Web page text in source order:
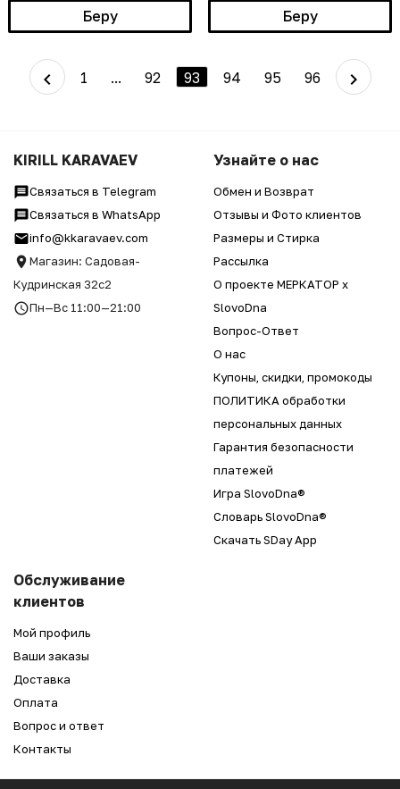
Беру Беру
1 ... 92 93 94 95 96
KIRILL KARAVAEV
Связаться в Telegram
Связаться в WhatsApp
info@kkaravaev.com
Магазин: Садовая-
Кудринская 32с2
Пн—Вс 11:00—21:00
Узнайте о нас
Обмен и Возврат
Отзывы и Фото клиентов
Размеры и Стирка
Рассылка
О проекте МЕРКАТОР x
SlovoDna
Вопрос-Ответ
О нас
Купоны, скидки, промокоды
ПОЛИТИКА обработки
персональных данных
Гарантия безопасности
платежей
Игра SlovoDna®
Словарь SlovoDna®
Скачать SDay App
Обслуживание
клиентов
Мой профиль
Ваши заказы
Доставка
Оплата
Вопрос и ответ
Контакты